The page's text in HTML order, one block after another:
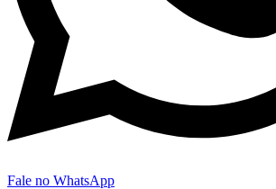
Fale no WhatsApp